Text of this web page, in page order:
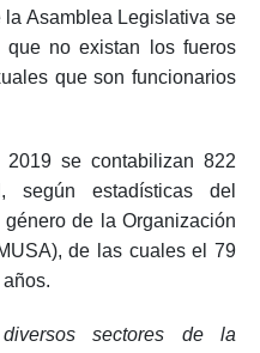
Asamblea Legislativa se
que no existan los fueros
que son funcionarios
se contabilizan 822
según estadísticas del
de la Organización
de las cuales el 79
sectores de la